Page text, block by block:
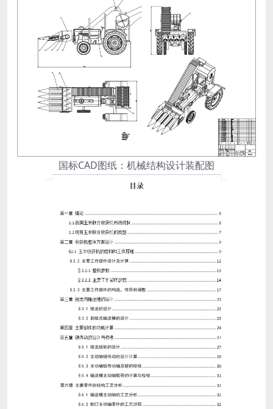
国标CAD图纸：机械结构设计装配图